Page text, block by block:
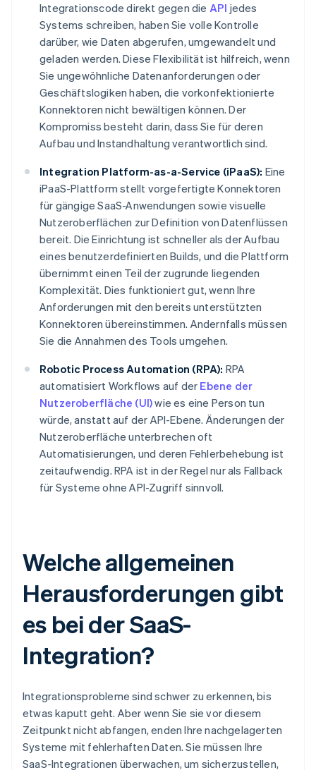
Integrationscode direkt gegen die API jedes
Systems schreiben, haben Sie volle Kontrolle
darüber, wie Daten abgerufen, umgewandelt und
geladen werden. Diese Flexibilität ist hilfreich, wenn
Sie ungewöhnliche Datenanforderungen oder
Geschäftslogiken haben, die vorkonfektionierte
Konnektoren nicht bewältigen können. Der
Kompromiss besteht darin, dass Sie für deren
Aufbau und Instandhaltung verantwortlich sind.
Integration Platform-as-a-Service (iPaaS): Eine
iPaaS-Plattform stellt vorgefertigte Konnektoren
für gängige SaaS-Anwendungen sowie visuelle
Nutzeroberflächen zur Definition von Datenflüssen
bereit. Die Einrichtung ist schneller als der Aufbau
eines benutzerdefinierten Builds, und die Plattform
übernimmt einen Teil der zugrunde liegenden
Komplexität. Dies funktioniert gut, wenn Ihre
Anforderungen mit den bereits unterstützten
Konnektoren übereinstimmen. Andernfalls müssen
Sie die Annahmen des Tools umgehen.
Robotic Process Automation (RPA): RPA
automatisiert Workflows auf der Ebene der
Nutzeroberfläche (UI)wie es eine Person tun
würde, anstatt auf der API-Ebene. Änderungen der
Nutzeroberfläche unterbrechen oft
Automatisierungen, und deren Fehlerbehebung ist
zeitaufwendig. RPA ist in der Regel nur als Fallback
für Systeme ohne API-Zugriff sinnvoll.
Welche allgemeinen
Herausforderungen gibt
es bei der SaaS-
Integration?
Integrationsprobleme sind schwer zu erkennen, bis
etwas kaputt geht. Aber wenn Sie sie vor diesem
Zeitpunkt nicht abfangen, enden Ihre nachgelagerten
Systeme mit fehlerhaften Daten. Sie müssen Ihre
SaaS-Integrationen überwachen, um sicherzustellen,